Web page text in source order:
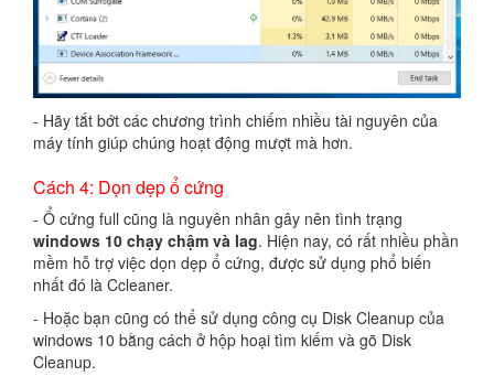
- Hãy tắt bớt các chương trình chiếm nhiều tài nguyên của
máy tính giúp chúng hoạt động mượt mà hơn.
Cách 4: Dọn dẹp ổ cứng
- Ổ cứng full cũng là nguyên nhân gây nên tình trạng
windows 10 chạy chậm và lag. Hiện nay, có rất nhiều phần
mềm hỗ trợ việc dọn dẹp ổ cứng, được sử dụng phổ biến
nhất đó là Ccleaner.
- Hoặc bạn cũng có thể sử dụng công cụ Disk Cleanup của
windows 10 bằng cách ở hộp hoại tìm kiếm và gõ Disk
Cleanup.